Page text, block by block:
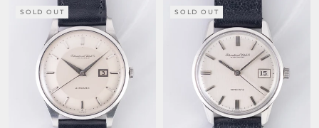
SOLD OUT SOLD OUT